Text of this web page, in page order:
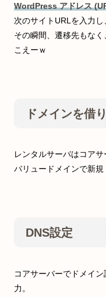
WordPress アドレス
次のサイトURLを入力し
その瞬間、遷移先もなく
こえーｗ
ドメインを借
レンタルサーバはコアサ
バリュードメインで新規
DNS設定
コアサーバーでドメイ
力。